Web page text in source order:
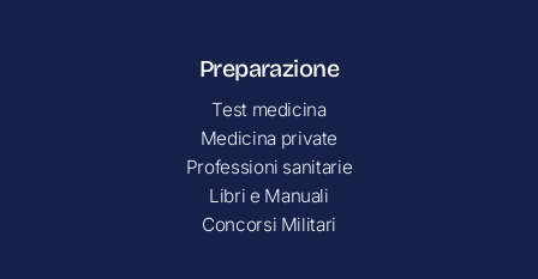
Preparazione
Test medicina
Medicina private
Professioni sanitarie
Libri e Manuali
Concorsi Militari